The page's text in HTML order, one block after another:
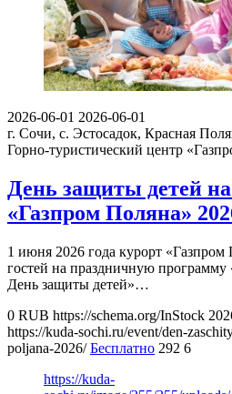
2026-06-01 2026-06-01
г. Сочи, с. Эстосадок, Красная
Горно-туристический центр
День защиты детей
«Газпром Поляна»
1 июня 2026 года курорт «Газпром
гостей на праздничную
День защиты детей»…
0 RUB https://schema.org/InStock
https://kuda-sochi.ru/event/den-
poljana-2026/ Бесплатно 292 6
https://kuda-